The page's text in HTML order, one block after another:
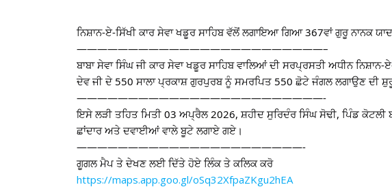
ਨਿਸ਼ਾਨ-ਏ-ਸਿੱਖੀ ਕਾਰ ਸੇਵਾ ਖਡੂਰ ਸਾਹਿਬ ਵੱਲੋਂ ਲਗਾਇਆ ਗਿਆ 367ਵਾਂ ਗੁਰੂ ਨਾਨਕ
————————————————————————–
ਬਾਬਾ ਸੇਵਾ ਸਿੰਘ ਜੀ ਕਾਰ ਸੇਵਾ ਖਡੂਰ ਸਾਹਿਬ ਵਾਲਿਆਂ ਦੀ ਸਰਪ੍ਰਸਤੀ ਅਧੀਨ
ਦੇਵ ਜੀ ਦੇ 550 ਸਾਲਾ ਪ੍ਰਕਾਸ਼ ਗੁਰਪੁਰਬ ਨੂੰ ਸਮਰਪਿਤ 550 ਛੋਟੇ ਜੰਗਲ ਲਗਾਉਣ ਦੀ
————————————————————————-
ਇਸੇ ਲੜੀ ਤਹਿਤ ਮਿਤੀ 03 ਅਪ੍ਰੈਲ 2026, ਸ਼ਹੀਦ ਸੁਰਿਦੰਰ ਸਿੰਘ ਸੋਢੀ, ਪਿੰਡ ਕੋਟਲੀ
ਛਾਂਦਾਰ ਅਤੇ ਦਵਾਈਆਂ ਵਾਲੇ ਬੂਟੇ ਲਗਾਏ ਗਏ।
——————————————————————-
ਗੂਗਲ ਮੈਪ ਤੇ ਦੇਖਣ ਲਈ ਦਿੱਤੇ ਹੋਏ ਲਿੰਕ ਤੇ ਕਲਿਕ ਕਰੋ
https://maps.app.goo.gl/oSq32XfpaZKgu2hEA